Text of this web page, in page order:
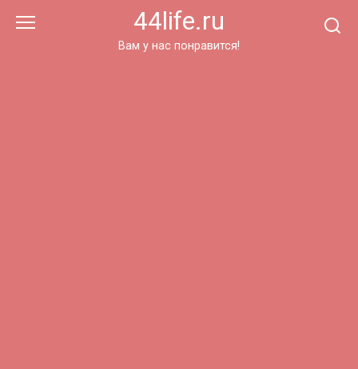
44life.ru
Вам у нас понравится!